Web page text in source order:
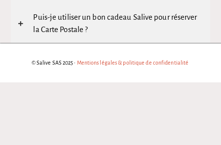
Puis-je utiliser un bon cadeau Salive pour réserver
la Carte Postale ?
© Salive SAS 2025 • Mentions légales & politique de confidentialité